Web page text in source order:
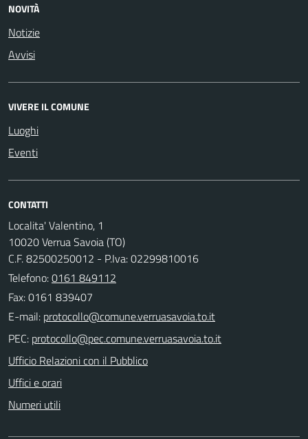
NOVITÀ
Notizie
Avvisi
VIVERE IL COMUNE
Luoghi
Eventi
CONTATTI
Localita' Valentino, 1
10020 Verrua Savoia (TO)
C.F. 82500250012 - P.Iva: 02299810016
Telefono:0161 849112
Fax: 0161 839407
E-mail:
PEC:
Ufficio Relazioni con il Pubblico
Uffici e orari
Numeri utili